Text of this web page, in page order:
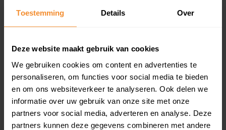
Toestemming Details Over
Deze website maakt gebruik van cookies
We gebruiken cookies om content en advertenties te
personaliseren, om functies voor social media te bieden
en om ons websiteverkeer te analyseren. Ook delen we
informatie over uw gebruik van onze site met onze
partners voor social media, adverteren en analyse. Deze
partners kunnen deze gegevens combineren met andere
Een overzicht van alle verkochte woningen (koopsom
en koopdatum) binnen een postcodegebied. Dit
Bekijk product
Direct leverbaar